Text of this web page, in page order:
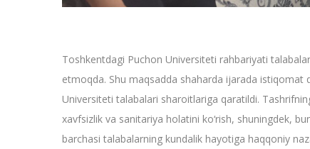
Toshkentdagi Puchon Universiteti rahbariyati
etmoqda. Shu maqsadda shaharda ijarada
Universiteti talabalari sharoitlariga qaratildi.
xavfsizlik va sanitariya holatini ko‘rish, shuningdek,
barchasi talabalarning kundalik hayotiga haqqoniy